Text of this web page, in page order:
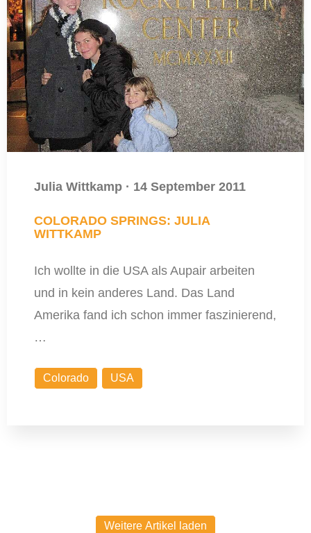
Julia Wittkamp · 14 September 2011
COLORADO SPRINGS: JULIA
WITTKAMP
Ich wollte in die USA als Aupair arbeiten
und in kein anderes Land. Das Land
Amerika fand ich schon immer faszinierend,
…
Colorado USA
Weitere Artikel laden